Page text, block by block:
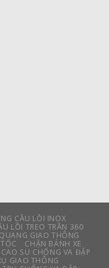
CẦU LỒI INOX
LỒI TREO TRẦN 360
GIAO THÔNG
CHẶN BÁNH XE
CAO SU CHỐNG VA ĐẬP
GIAO THÔNG